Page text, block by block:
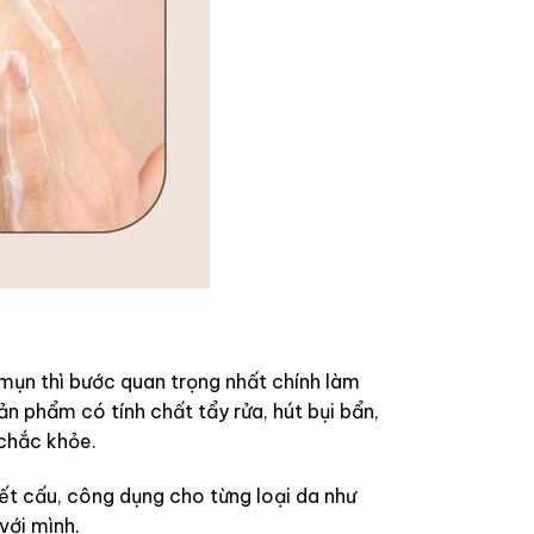
thì bước quan trọng nhất chính làm
phẩm có tính chất tẩy rửa, hút bụi bẩn,
khỏe.
cấu, công dụng cho từng loại da như
mình.